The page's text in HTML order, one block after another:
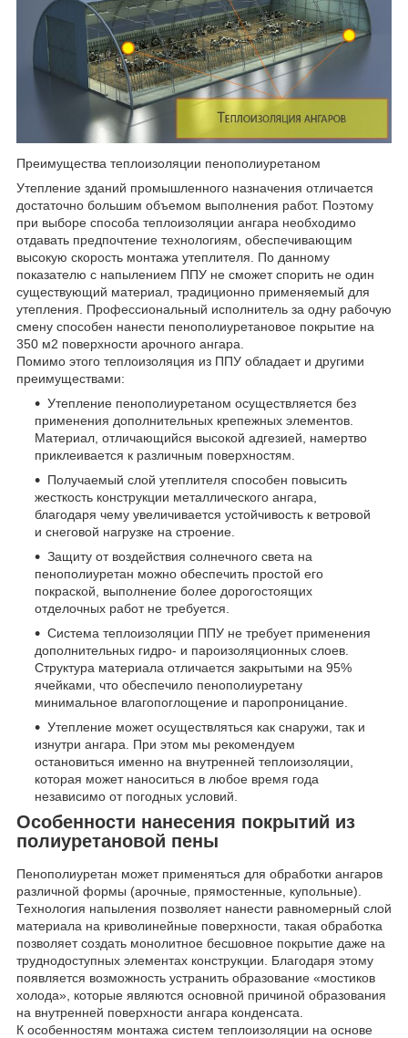
Преимущества теплоизоляции пенополиуретаном
Утепление зданий промышленного назначения отличается
достаточно большим объемом выполнения работ. Поэтому
при выборе способа теплоизоляции ангара необходимо
отдавать предпочтение технологиям, обеспечивающим
высокую скорость монтажа утеплителя. По данному
показателю с напылением ППУ не сможет спорить не один
существующий материал, традиционно применяемый для
утепления. Профессиональный исполнитель за одну рабочую
смену способен нанести пенополиуретановое покрытие на
350 м2 поверхности арочного ангара.
Помимо этого теплоизоляция из ППУ обладает и другими
преимуществами:
Утепление пенополиуретаном осуществляется без
применения дополнительных крепежных элементов.
Материал, отличающийся высокой адгезией, намертво
приклеивается к различным поверхностям.
Получаемый слой утеплителя способен повысить
жесткость конструкции металлического ангара,
благодаря чему увеличивается устойчивость к ветровой
и снеговой нагрузке на строение.
Защиту от воздействия солнечного света на
пенополиуретан можно обеспечить простой его
покраской, выполнение более дорогостоящих
отделочных работ не требуется.
Система теплоизоляции ППУ не требует применения
дополнительных гидро- и пароизоляционных слоев.
Структура материала отличается закрытыми на 95%
ячейками, что обеспечило пенополиуретану
минимальное влагопоглощение и паропроницание.
Утепление может осуществляться как снаружи, так и
изнутри ангара. При этом мы рекомендуем
остановиться именно на внутренней теплоизоляции,
которая может наноситься в любое время года
независимо от погодных условий.
Особенности нанесения покрытий из
полиуретановой пены
Пенополиуретан может применяться для обработки ангаров
различной формы (арочные, прямостенные, купольные).
Технология напыления позволяет нанести равномерный слой
материала на криволинейные поверхности, такая обработка
позволяет создать монолитное бесшовное покрытие даже на
труднодоступных элементах конструкции. Благодаря этому
появляется возможность устранить образование «мостиков
холода», которые являются основной причиной образования
на внутренней поверхности ангара конденсата.
К особенностям монтажа систем теплоизоляции на основе